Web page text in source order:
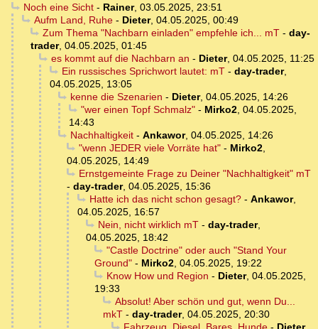
Noch eine Sicht- Rainer, 03.05.2025, 23:51
Aufm Land, Ruhe- Dieter, 04.05.2025, 00:49
Zum Thema "Nachbarn einladen" empfehle ich... mT- day-
trader, 04.05.2025, 01:45
es kommt auf die Nachbarn an - Dieter, 04.05.2025, 11:25
Ein russisches Sprichwort lautet: mT- day-trader,
04.05.2025, 13:05
kenne die Szenarien - Dieter, 04.05.2025, 14:26
"wer einen Topf Schmalz"- Mirko2, 04.05.2025,
14:43
Nachhaltigkeit- Ankawor, 04.05.2025, 14:26
"wenn JEDER viele Vorräte hat"- Mirko2,
04.05.2025, 14:49
Ernstgemeinte Frage zu Deiner "Nachhaltigkeit" mT
- day-trader, 04.05.2025, 15:36
Hatte ich das nicht schon gesagt?- Ankawor,
04.05.2025, 16:57
Nein, nicht wirklich mT- day-trader,
04.05.2025, 18:42
"Castle Doctrine" oder auch "Stand Your
Ground" - Mirko2, 04.05.2025, 19:22
Know How und Region - Dieter, 04.05.2025,
19:33
Absolut! Aber schön und gut, wenn Du...
mkT - day-trader, 04.05.2025, 20:30